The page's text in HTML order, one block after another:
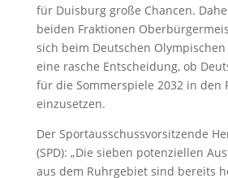
für Duisburg große Chancen.
beiden Fraktionen
sich beim Deutschen
eine rasche Entscheidung, ob
für die Sommerspiele 2032 in den
einzusetzen.
Der Sportausschussvorsitzende
(SPD): „Die sieben potenziellen
aus dem Ruhrgebiet sind bereits